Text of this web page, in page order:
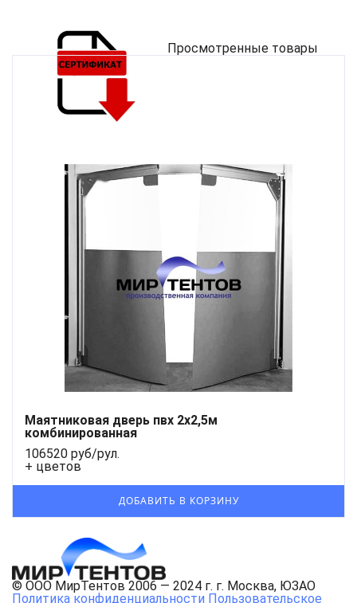
Просмотренные товары
Маятниковая дверь пвх 2x2,5м
комбинированная
106520 руб/рул.
+ цветов
© ООО МирТентов 2006 — 2024 г. г. Москва, ЮЗАО
Политика конфиденциальности Пользовательское